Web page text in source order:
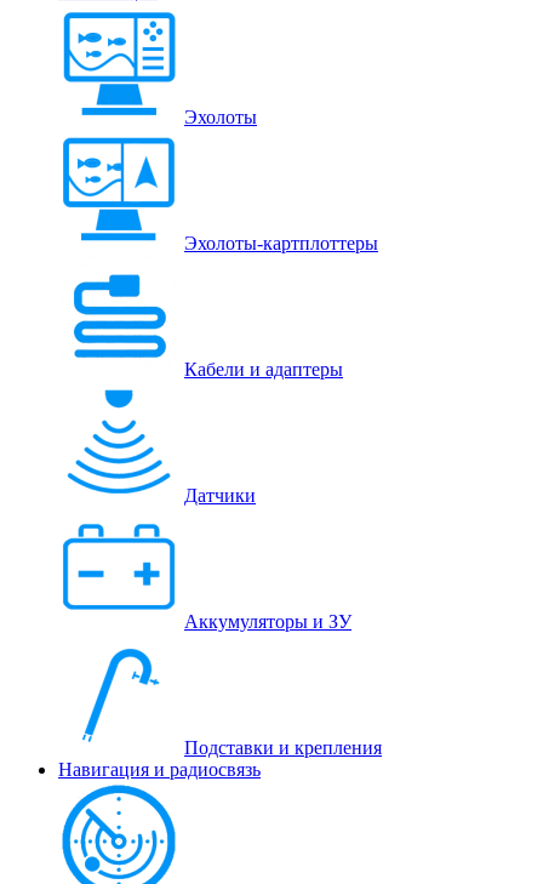
Эхолоты
Эхолоты-картплоттеры
Кабели и адаптеры
Датчики
Аккумуляторы и ЗУ
Подставки и крепления
Навигация и радиосвязь